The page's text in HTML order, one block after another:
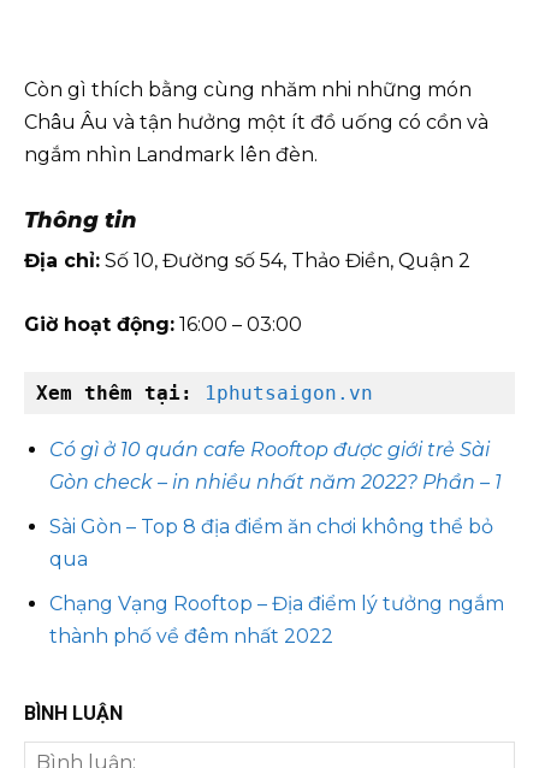
Còn gì thích bằng cùng nhăm nhi những món
Châu Âu và tận hưởng một ít đồ uống có cồn và
ngắm nhìn Landmark lên đèn.
Thông tin
Địa chỉ: Số 10, Đường số 54, Thảo Điền, Quận 2
Giờ hoạt động: 16:00 – 03:00
Xem thêm tại: 1phutsaigon.vn
Có gì ở 10 quán cafe Rooftop được giới trẻ Sài
Gòn check – in nhiều nhất năm 2022? Phần – 1
Sài Gòn – Top 8 địa điểm ăn chơi không thể bỏ
qua
Chạng Vạng Rooftop – Địa điểm lý tưởng ngắm
thành phố về đêm nhất 2022
BÌNH LUẬN